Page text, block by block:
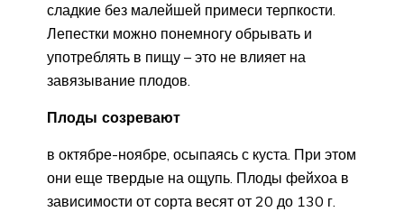
сладкие без малейшей примеси терпкости.
Лепестки можно понемногу обрывать и
употреблять в пищу – это не влияет на
завязывание плодов.
Плоды созревают
в октябре-ноябре, осыпаясь с куста. При этом
они еще твердые на ощупь. Плоды фейхоа в
зависимости от сорта весят от 20 до 130 г.